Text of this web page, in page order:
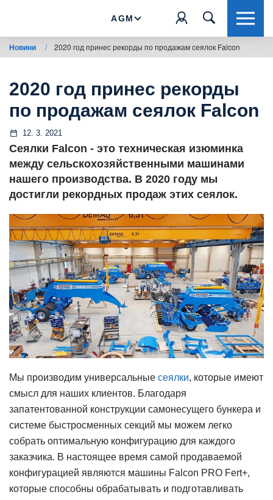
AGM
Новини / 2020 год принес рекорды по продажам сеялок Falcon
2020 год принес рекорды
по продажам сеялок Falcon
12. 3. 2021
Сеялки Falcon - это техническая изюминка
между сельскохозяйственными машинами
нашего производства. В 2020 году мы
достигли рекордных продаж этих сеялок.
Мы производим универсальные сеялки, которые имеют
смысл для наших клиентов. Благодаря
запатентованной конструкции самонесущего бункера и
системе быстросменных секций мы можем легко
собрать оптимальную конфигурацию для каждого
заказчика. В настоящее время самой продаваемой
конфигурацией являются машины Falcon PRO Fert+,
которые способны обрабатывать и подготавливать